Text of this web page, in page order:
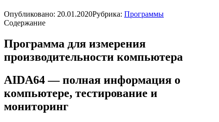
Опубликовано: 20.01.2020Рубрика: Программы
Содержание
Программа для измерения
производительности компьютера
AIDA64 — полная информация о
компьютере, тестирование и
мониторинг